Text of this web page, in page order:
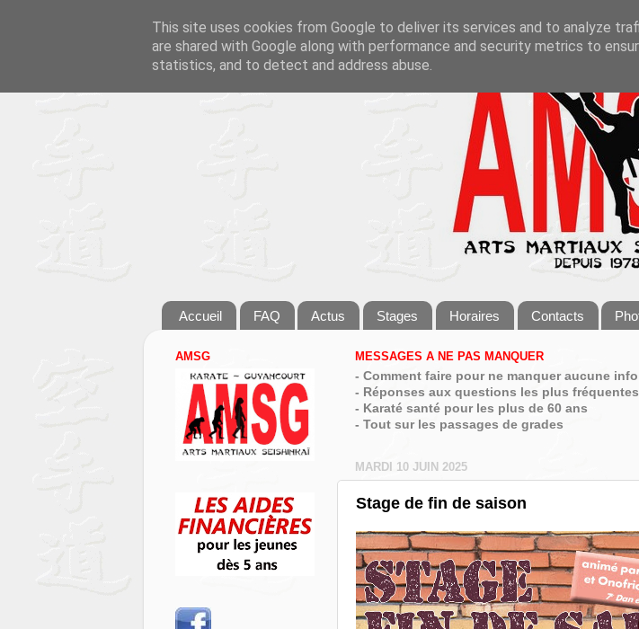
Accueil FAQ Actus Stages Horaires Contacts
MESSAGES A NE PAS MANQUER
- Comment faire pour ne manquer aucune
- Réponses aux questions les plus fréquentes
- Karaté santé pour les plus de 60 ans
- Tout sur les passages de grades
MARDI 10 JUIN 2025
Stage de fin de saison
AMSG
This site uses cookies from Google to deliver its services and to analyze
are shared with Google along with performance and security metrics to
statistics, and to detect and address abuse.